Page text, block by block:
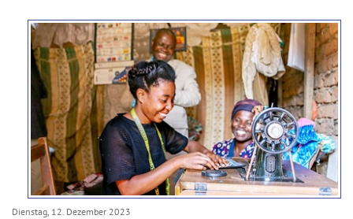
Dienstag, 12. Dezember 2023